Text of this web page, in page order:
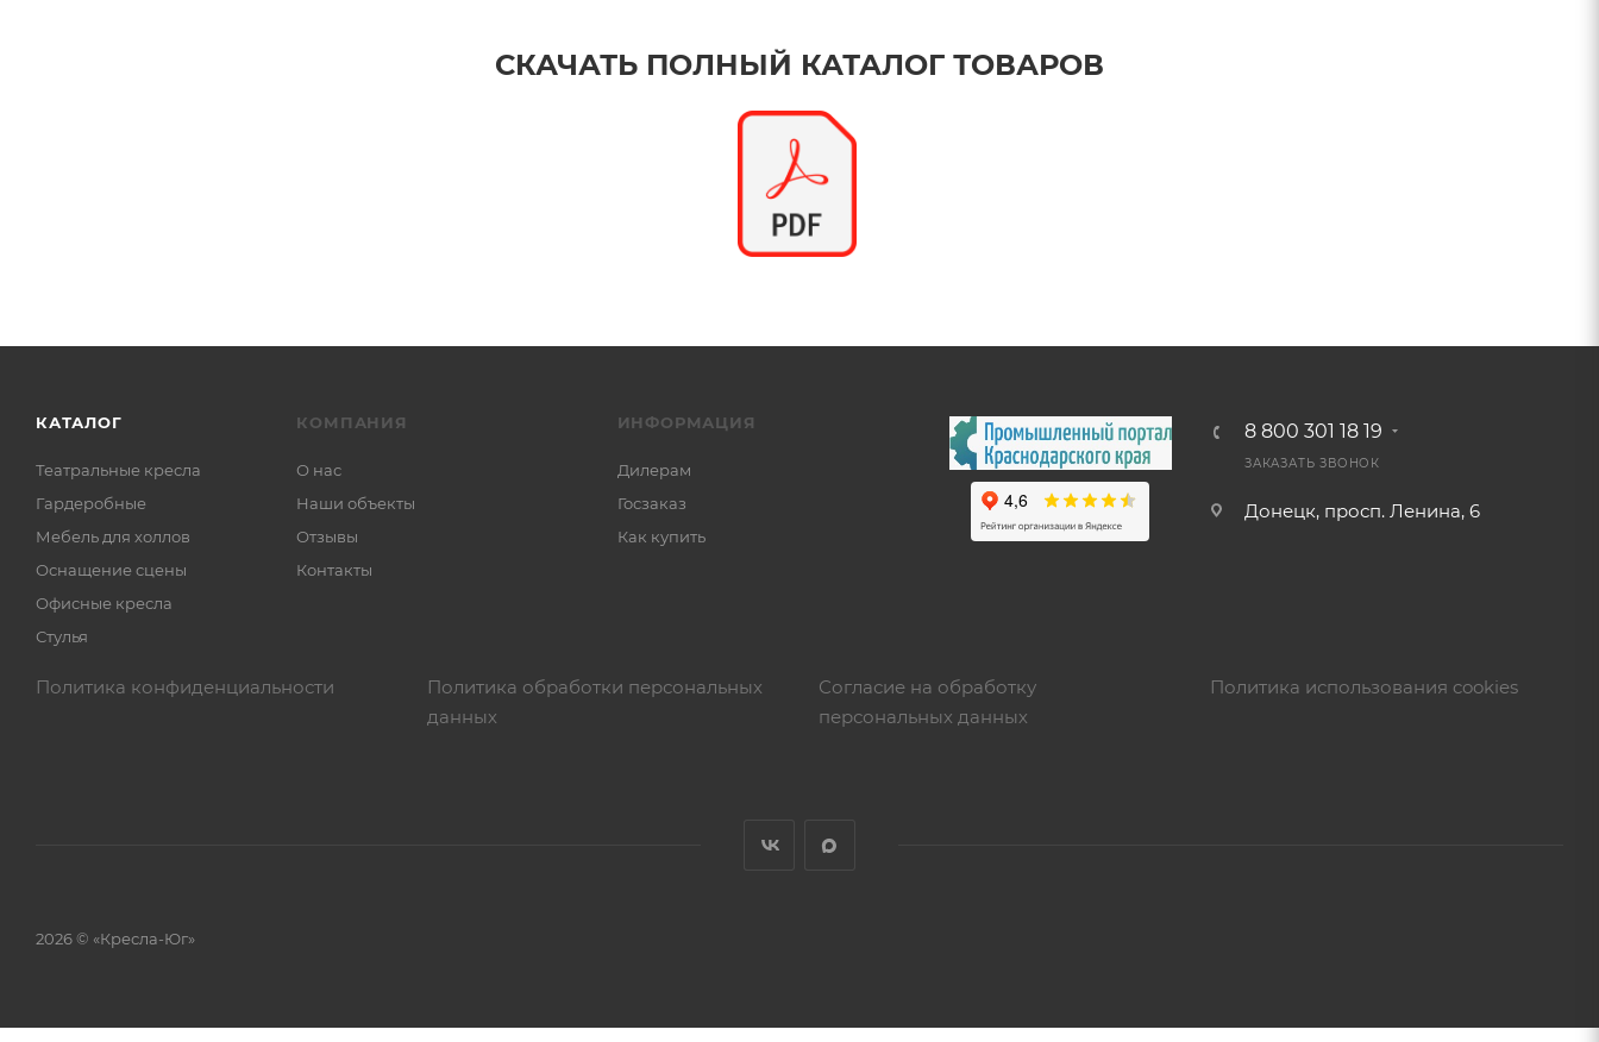
СКАЧАТЬ ПОЛНЫЙ КАТАЛОГ ТОВАРОВ
КАТАЛОГ
Театральные кресла
Гардеробные
Мебель для холлов
Оснащение сцены
Офисные кресла
Стулья
КОМПАНИЯ
О нас
Наши объекты
Отзывы
Контакты
ИНФОРМАЦИЯ
Дилерам
Госзаказ
Как купить
8 800 301 18 19
ЗАКАЗАТЬ ЗВОНОК
Донецк, просп. Ленина, 6
Политика конфиденциальности
Политика обработки персональных
данных
Согласие на обработку
персональных данных
Политика использования cookies
2026 © «Кресла-Юг»